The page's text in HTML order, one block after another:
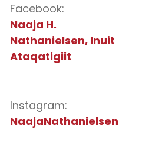
Facebook:
Naaja H.
Nathanielsen, Inuit
Ataqatigiit
Instagram:
NaajaNathanielsen